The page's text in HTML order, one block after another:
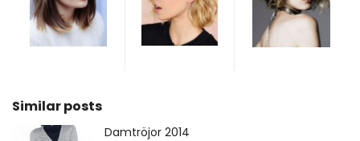
Similar posts
Damtröjor 2014